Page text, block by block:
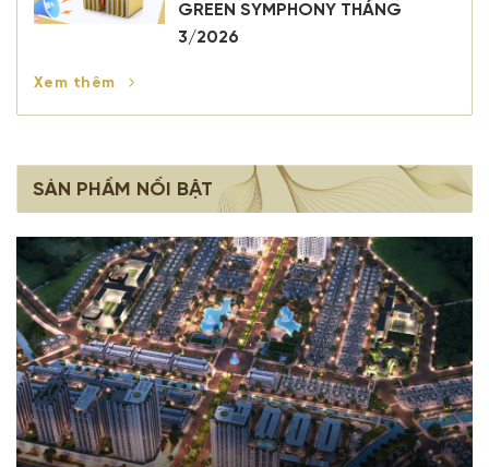
GREEN SYMPHONY THÁNG
3/2026
Xem thêm
SẢN PHẨM NỔI BẬT